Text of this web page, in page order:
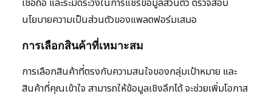
นโยบายความเป็นส่วนตัวของแพลตฟอร์มเสมอ
การเลือกสินค้าที่เหมาะสม
การเลือกสินค้าที่ตรงกับความสนใจของกลุ่มเป้าหมาย และ
สินค้าที่คุณเข้าใจ สามารถให้ข้อมูลเชิงลึกได้ จะช่วยเพิ่มโอกาส